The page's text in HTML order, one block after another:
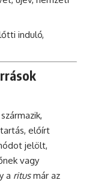
induló,
előírt
jelölt,
vagy
a ritusmár az